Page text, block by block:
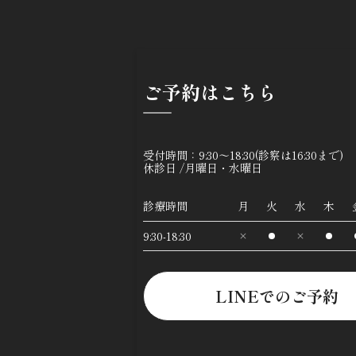
ご予約はこちら
受付時間：9:30～18:30(診察は16:30まで)
休診日 /月曜日・水曜日
診療時間 月 火 水 木
9:30-18:30
LINEでのご予約